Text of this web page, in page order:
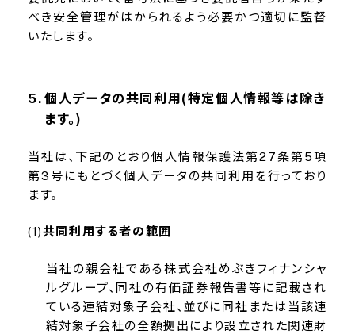
べき安全管理がはかられるよう必要かつ適切に監督
いたします。
個人データの共同利用(特定個人情報等は除き
ます。)
当社は、下記のとおり個人情報保護法第27条第5項
第3号にもとづく個人データの共同利用を行っており
ます。
共同利用する者の範囲
当社の親会社である株式会社めぶきフィナンシャ
ルグループ、同社の有価証券報告書等に記載され
ている連結対象子会社、並びに同社または当該連
結対象子会社の全額拠出により設立された関連財